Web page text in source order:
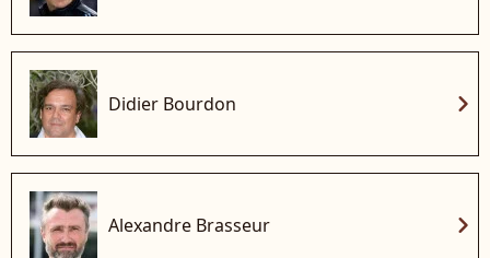
Didier Bourdon chevron_right
Alexandre Brasseur chevron_right